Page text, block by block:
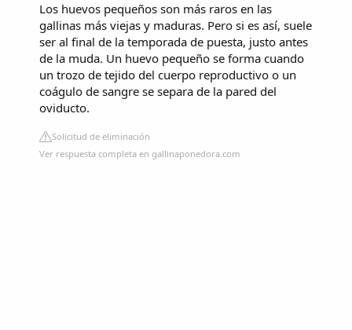
Los huevos pequeños son más raros en las
gallinas más viejas y maduras. Pero si es así, suele
ser al final de la temporada de puesta, justo antes
de la muda. Un huevo pequeño se forma cuando
un trozo de tejido del cuerpo reproductivo o un
coágulo de sangre se separa de la pared del
oviducto.
Solicitud de eliminación
Ver respuesta completa en gallinaponedora.com